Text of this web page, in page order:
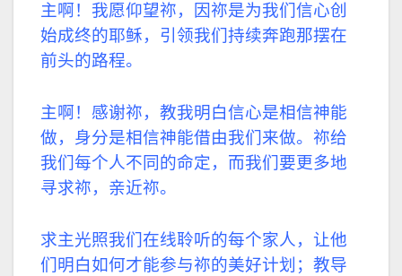
主啊！我愿仰望祢，因祢是为我们信心创
始成终的耶稣，引领我们持续奔跑那摆在
前头的路程。
主啊！感谢祢，教我明白信心是相信神能
做，身分是相信神能借由我们来做。祢给
我们每个人不同的命定，而我们要更多地
寻求祢，亲近祢。
求主光照我们在线聆听的每个家人，让他
们明白如何才能参与祢的美好计划；教导